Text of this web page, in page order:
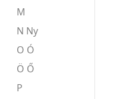
M
N Ny
O Ó
Ö Ő
P